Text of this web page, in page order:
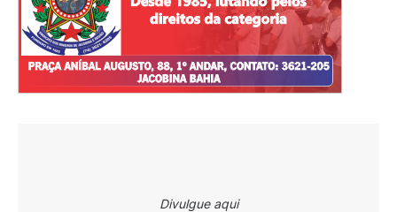
Divulgue aqui